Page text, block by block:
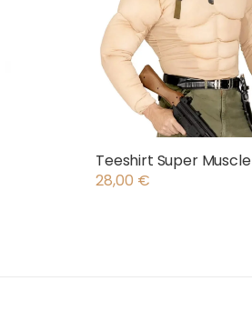
Teeshirt Super Muscle
28,00 €